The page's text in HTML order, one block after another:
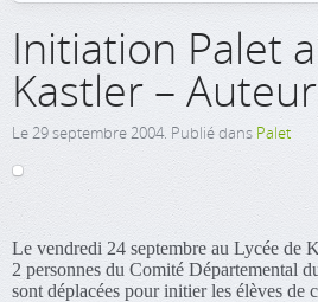
Initiation Palet
Kastler –
Le29 septembre 2004. Publié dans Palet
Le vendredi 24 septembre au Lycée de
2 personnes du Comité Départemental
sont déplacées pour initier les élèves de